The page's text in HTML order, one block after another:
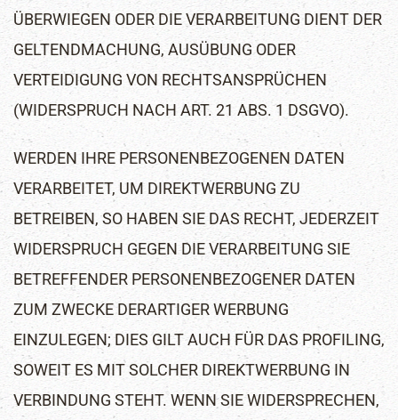
ÜBERWIEGEN ODER DIE VERARBEITUNG DIENT DER
GELTENDMACHUNG, AUSÜBUNG ODER
VERTEIDIGUNG VON RECHTSANSPRÜCHEN
(WIDERSPRUCH NACH ART. 21 ABS. 1 DSGVO).
WERDEN IHRE PERSONENBEZOGENEN DATEN
VERARBEITET, UM DIREKTWERBUNG ZU
BETREIBEN, SO HABEN SIE DAS RECHT, JEDERZEIT
WIDERSPRUCH GEGEN DIE VERARBEITUNG SIE
BETREFFENDER PERSONENBEZOGENER DATEN
ZUM ZWECKE DERARTIGER WERBUNG
EINZULEGEN; DIES GILT AUCH FÜR DAS PROFILING,
SOWEIT ES MIT SOLCHER DIREKTWERBUNG IN
VERBINDUNG STEHT. WENN SIE WIDERSPRECHEN,